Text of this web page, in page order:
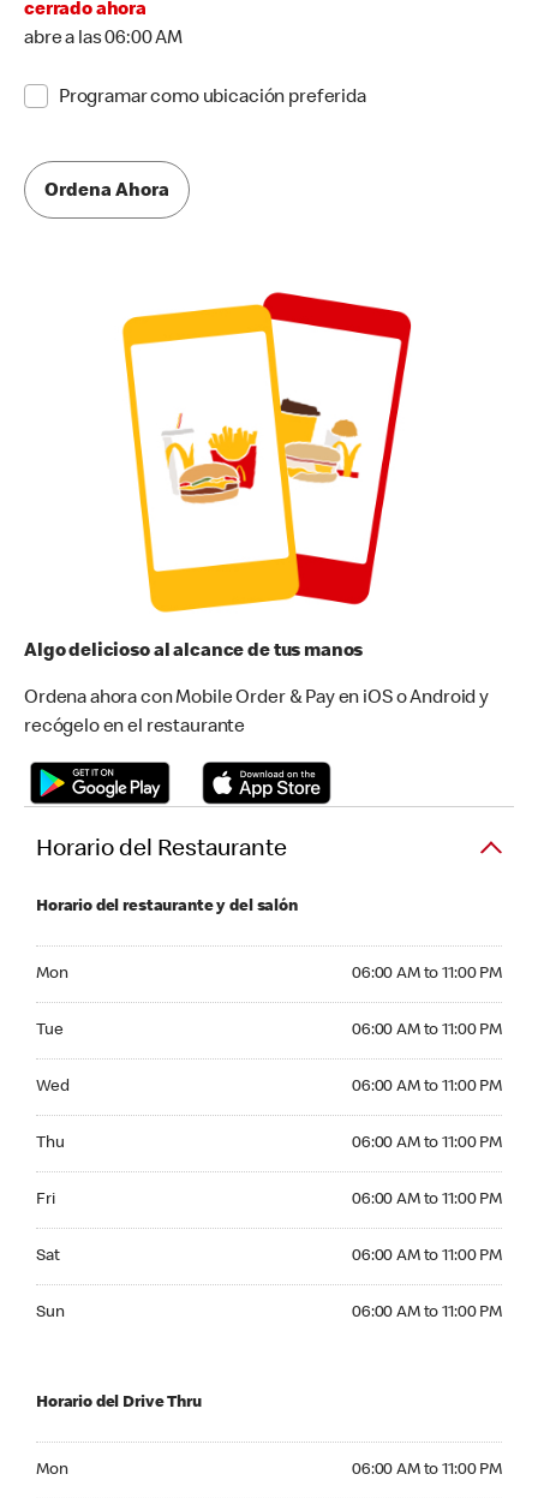
cerrado ahora
abre a las 06:00 AM
Programar como ubicación preferida
Ordena Ahora
Algo delicioso al alcance de tus manos
Ordena ahora con Mobile Order & Pay en iOS o Android y
recógelo en el restaurante
Horario del Restaurante
Horario del restaurante y del salón
Mon 06:00 AM to 11:00 PM
Tue 06:00 AM to 11:00 PM
Wed 06:00 AM to 11:00 PM
Thu 06:00 AM to 11:00 PM
Fri 06:00 AM to 11:00 PM
Sat 06:00 AM to 11:00 PM
Sun 06:00 AM to 11:00 PM
Horario del Drive Thru
Mon 06:00 AM to 11:00 PM